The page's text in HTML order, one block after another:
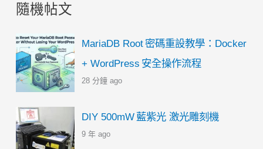
隨機帖文
MariaDB Root 密碼重設教學：Docker
+ WordPress 安全操作流程
28 分鐘 ago
DIY 500mW 藍紫光 激光雕刻機
9 年 ago